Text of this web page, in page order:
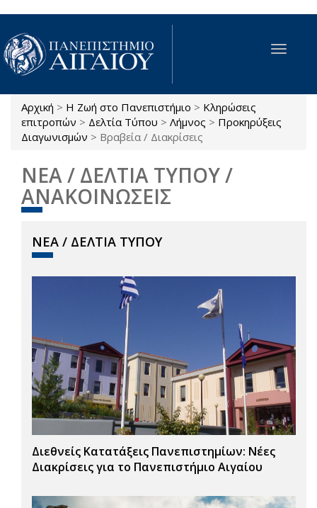
Παράκαμψη προς το κυρίως περιεχόμενο
Toggle
Είστε εδώ
Αρχική > Η Ζωή στο Πανεπιστήμιο > Κληρώσεις
επιτροπών > Δελτία Τύπου > Λήμνος > Προκηρύξεις
Διαγωνισμών > Βραβεία / Διακρίσεις
ΝΕΑ / ΔΕΛΤΙΑ ΤΥΠΟΥ /
ΑΝΑΚΟΙΝΩΣΕΙΣ
ΝΕΑ / ΔΕΛΤΙΑ ΤΥΠΟΥ
Διεθνείς Κατατάξεις Πανεπιστημίων: Νέες
Διακρίσεις για το Πανεπιστήμιο Αιγαίου